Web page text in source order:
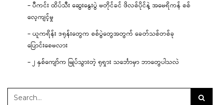
– ပီကင်း ထိပ်သီး ဆွေးနွေးပွဲ မတိုင်ခင် ဖိလစ်ပိုင်နဲ့ အမေရိကန် စစ်
လေ့ကျင့်မှု
– ယူကရိန်း ဒရုန်းတွေက စစ်ပွဲတွေအတွက် ခေတ်သစ်တစ်ခု
ပြောင်းစေမလား
– ၂ နှစ်ကျော်က မြုပ်သွားတဲ့ ရုရှား သင်္ဘောမှာ ဘာတွေပါသလဲ